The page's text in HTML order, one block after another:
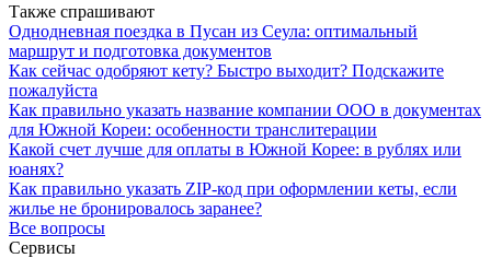
Также спрашивают
Однодневная поездка в Пусан из Сеула: оптимальный
маршрут и подготовка документов
Как сейчас одобряют кету? Быстро выходит? Подскажите
пожалуйста
Как правильно указать название компании ООО в документах
для Южной Кореи: особенности транслитерации
Какой счет лучше для оплаты в Южной Корее: в рублях или
юанях?
Как правильно указать ZIP-код при оформлении кеты, если
жилье не бронировалось заранее?
Все вопросы
Сервисы